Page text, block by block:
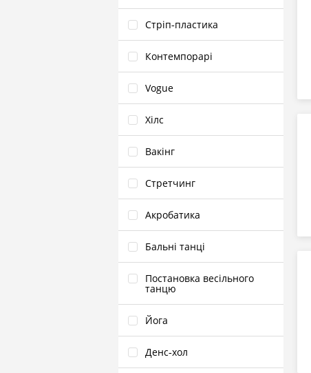
Стріп‑пластика
Контемпорарі
Vogue
Хілс
Вакінг
Стретчинг
Акробатика
Бальні танці
Постановка весільного
танцю
Йога
Денс‑хол